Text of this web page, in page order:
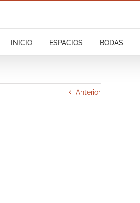
INICIO ESPACIOS BODAS
Anterior